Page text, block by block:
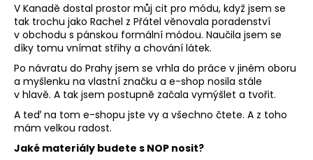
V Kanadě dostal prostor můj cit pro módu, když jsem se
tak trochu jako Rachel z Přátel věnovala poradenství
v obchodu s pánskou formální módou. Naučila jsem se
díky tomu vnímat střihy a chování látek.
Po návratu do Prahy jsem se vrhla do práce v jiném oboru
a myšlenku na vlastní značku a e-shop nosila stále
v hlavě. A tak jsem postupně začala vymýšlet a tvořit.
A teď na tom e-shopu jste vy a všechno čtete. A z toho
mám velkou radost.
Jaké materiály budete s NOP nosit?